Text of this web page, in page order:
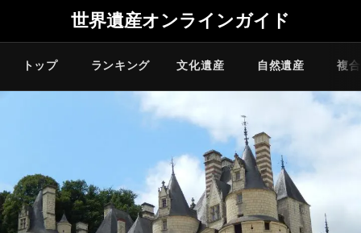
世界遺産オンラインガイド
トップ ランキング 文化遺産 自然遺産 複